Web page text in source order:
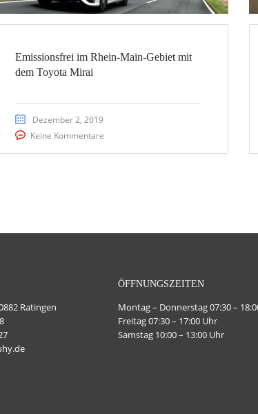
Emissionsfrei im Rhein-Main-Gebiet mit
dem Toyota Mirai
Dezember 2, 2019
Keine Kommentare
Ratingen
ÖFFNUNGSZEITEN
Montag – Donnerstag 07:30 –
Freitag 07:30 – 17:00 Uhr
Samstag 10:00 – 13:00 Uhr